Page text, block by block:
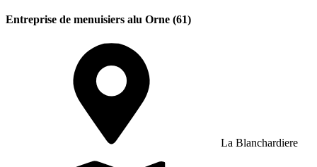
Entreprise de menuisiers alu Orne (61)
La Blanchardiere